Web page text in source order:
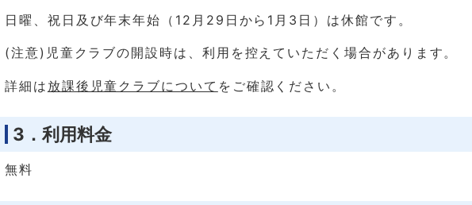
日曜、祝日及び年末年始（12月29日から1月3日）は休館です。
(注意)児童クラブの開設時は、利用を控えていただく場合があります。
詳細は 放課後児童クラブについて をご確認ください。
3．利用料金
無料